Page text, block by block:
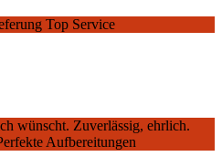
Top Service
wünscht. Zuverlässig, ehrlich.
Aufbereitungen